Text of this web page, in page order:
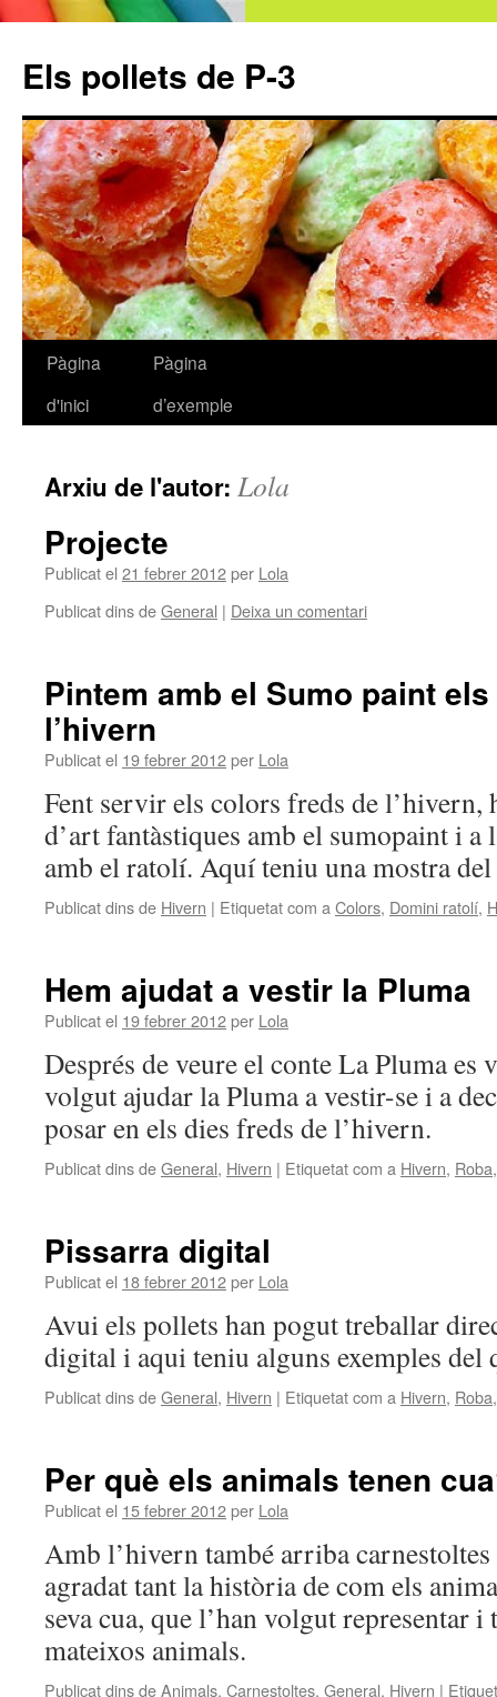
Els pollets de P-3
Vés
Pàgina
d'inici
Pàgina
d’exemple
Arxiu de l'autor: Lola
Projecte
Publicat el 21 febrer 2012per Lola
Publicat dins deGeneral | Deixa un comentari
Pintem amb el Sumo paint
l’hivern
Publicat el 19 febrer 2012per Lola
Fent servir els colors freds de l’hivern,
d’art fantàstiques amb el sumopaint i a
amb el ratolí. Aquí teniu una mostra
Publicat dins de Hivern | Etiquetat com a Colors, Domini ratolí,
Hem ajudat a vestir la Pluma
Publicat el 19 febrer 2012per Lola
Després de veure el conte La Pluma es
volgut ajudar la Pluma a vestir-se i a
posar en els dies freds de l’hivern.
Publicat dins deGeneral, Hivern | Etiquetat com a Hivern, Roba
Pissarra digital
Publicat el 18 febrer 2012per Lola
Avui els pollets han pogut treballar
digital i aqui teniu alguns exemples del
Publicat dins deGeneral, Hivern | Etiquetat com a Hivern, Roba
Per què els animals tenen
Publicat el 15 febrer 2012per Lola
Amb l’hivern també arriba
agradat tant la història de com els
seva cua, que l’han volgut representar
mateixos animals.
Publicat dins deAnimals, Carnestoltes, General, Hivern |